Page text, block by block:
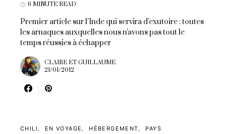
6 MINUTE READ
Premier article sur l'Inde qui servira d'exutoire : toutes
les arnaques auxquelles nous n'avons pas tout le
temps réussies à échapper
CLAIRE ET GUILLAUME
21/01/2012
CHILI EN VOYAGE HÉBERGEMENT PAYS